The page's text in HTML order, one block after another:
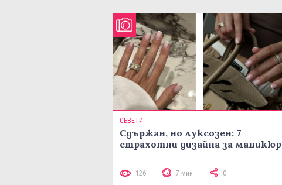
СЪВЕТИ
Сдържан, но луксозен: 7
страхотни дизайна за маникюр
126 7 мин 0